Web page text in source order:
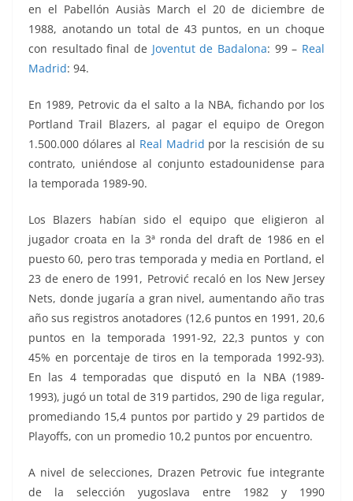
en el Pabellón Ausiàs March el 20 de diciembre de
1988, anotando un total de 43 puntos, en un choque
con resultado final de Joventut de Badalona: 99 – Real
Madrid: 94.
En 1989, Petrovic da el salto a la NBA, fichando por los
Portland Trail Blazers, al pagar el equipo de Oregon
1.500.000 dólares al Real Madrid por la rescisión de su
contrato, uniéndose al conjunto estadounidense para
la temporada 1989-90.
Los Blazers habían sido el equipo que eligieron al
jugador croata en la 3ª ronda del draft de 1986 en el
puesto 60, pero tras temporada y media en Portland, el
23 de enero de 1991, Petrović recaló en los New Jersey
Nets, donde jugaría a gran nivel, aumentando año tras
año sus registros anotadores (12,6 puntos en 1991, 20,6
puntos en la temporada 1991-92, 22,3 puntos y con
45% en porcentaje de tiros en la temporada 1992-93).
En las 4 temporadas que disputó en la NBA (1989-
1993), jugó un total de 319 partidos, 290 de liga regular,
promediando 15,4 puntos por partido y 29 partidos de
Playoffs, con un promedio 10,2 puntos por encuentro.
A nivel de selecciones, Drazen Petrovic fue integrante
de la selección yugoslava entre 1982 y 1990